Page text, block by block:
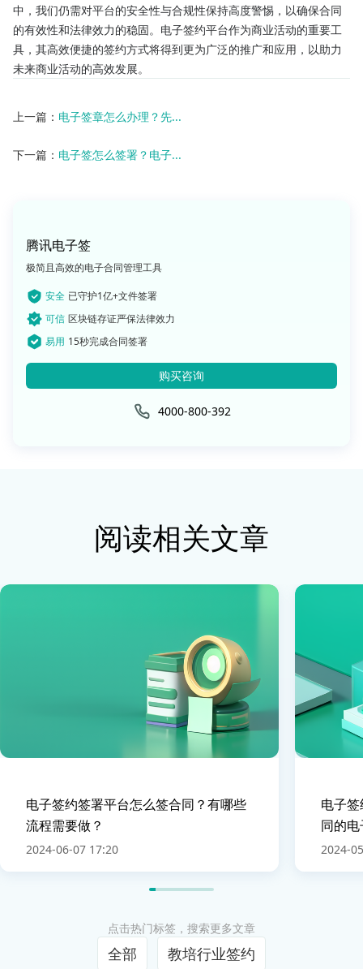
中，我们仍需对平台的安全性与合规性保持高度警惕，以确保合同
的有效性和法律效力的稳固。电子签约平台作为商业活动的重要工
具，其高效便捷的签约方式将得到更为广泛的推广和应用，以助力
未来商业活动的高效发展。
上一篇： 电子签章怎么办理？先...
下一篇： 电子签怎么签署？电子...
腾讯电子签
极简且高效的电子合同管理工具
安全 已守护1亿+文件签署
可信 区块链存证严保法律效力
易用 15秒完成合同签署
购买咨询
4000-800-392
阅读相关文章
电子签约签署平台怎么签合同？有哪些
流程需要做？
2024-06-07 17:20
电子
同的
2024-
点击热门标签，搜索更多文章
全部 教培行业签约